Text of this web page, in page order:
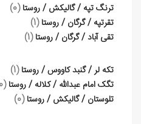
ترنگ تپه / گالیکش / روستا (0)
تقرتپه / گرگان / روستا (1)
تقی آباد / گرگان / روستا (1)
تکه لر / گنبد کاووس / روستا (1)
تگک امام عبدالله / کلاله / روستا (0)
تلوستان / گالیکش / روستا (0)